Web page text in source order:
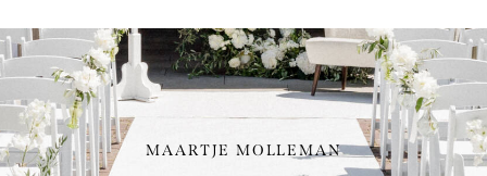
MAARTJE MOLLEMAN